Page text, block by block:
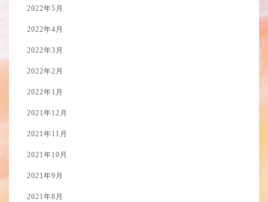
2022年5月
2022年4月
2022年3月
2022年2月
2022年1月
2021年12月
2021年11月
2021年10月
2021年9月
2021年8月